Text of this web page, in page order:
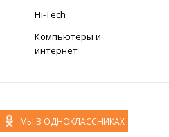
Hi-Tech
Компьютеры и
интернет
МЫ В ОДНОКЛАССНИКАХ